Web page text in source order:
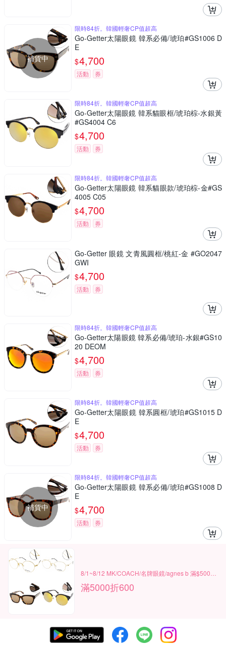
補貨中
限時84折。韓國輕奢CP值超高
Go-Getter太陽眼鏡 韓系必備/琥珀#GS1006 D
E
$4,700
活動 券
限時84折。韓國輕奢CP值超高
Go-Getter太陽眼鏡 韓系貓眼框/琥珀棕-水銀黃
#GS4004 C6
$4,700
活動 券
限時84折。韓國輕奢CP值超高
Go-Getter太陽眼鏡 韓系貓眼款/琥珀棕-金#GS
4005 C05
$4,700
活動 券
Go-Getter 眼鏡 文青風圓框/桃紅-金 #GO2047
GWI
$4,700
活動 券
限時84折。韓國輕奢CP值超高
Go-Getter太陽眼鏡 韓系必備/琥珀-水銀#GS10
20 DEOM
$4,700
活動 券
限時84折。韓國輕奢CP值超高
Go-Getter太陽眼鏡 韓系圓框/琥珀#GS1015 D
E
$4,700
活動 券
補貨中
限時84折。韓國輕奢CP值超高
Go-Getter太陽眼鏡 韓系必備/琥珀#GS1008 D
E
$4,700
活動 券
滿5000折600